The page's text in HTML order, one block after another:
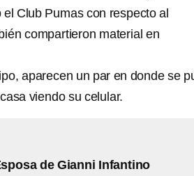
Club Pumas con respecto al
compartieron material en
aparecen un par en donde se
viendo su celular.
de Gianni Infantino